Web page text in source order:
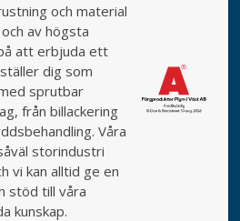
och material
av högsta
att erbjuda ett
dig som
sprutbar
från billackering
Våra
storindustri
vi kan alltid ge en
stöd till våra
kunskap.